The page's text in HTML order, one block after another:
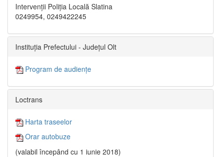
Intervenții Poliția Locală Slatina
0249954, 0249422245
Instituția Prefectului - Județul Olt
Program de audiențe
Loctrans
Harta traseelor
Orar autobuze
(valabil începând cu 1 iunie 2018)